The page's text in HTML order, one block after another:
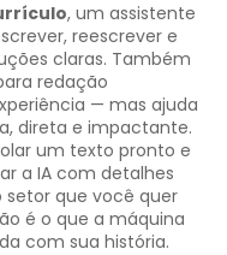
, um assistente
reescrever e
claras. Também
redação
— mas ajuda
direta e impactante.
um texto pronto e
a IA com detalhes
setor que você quer
é o que a máquina
com sua história.